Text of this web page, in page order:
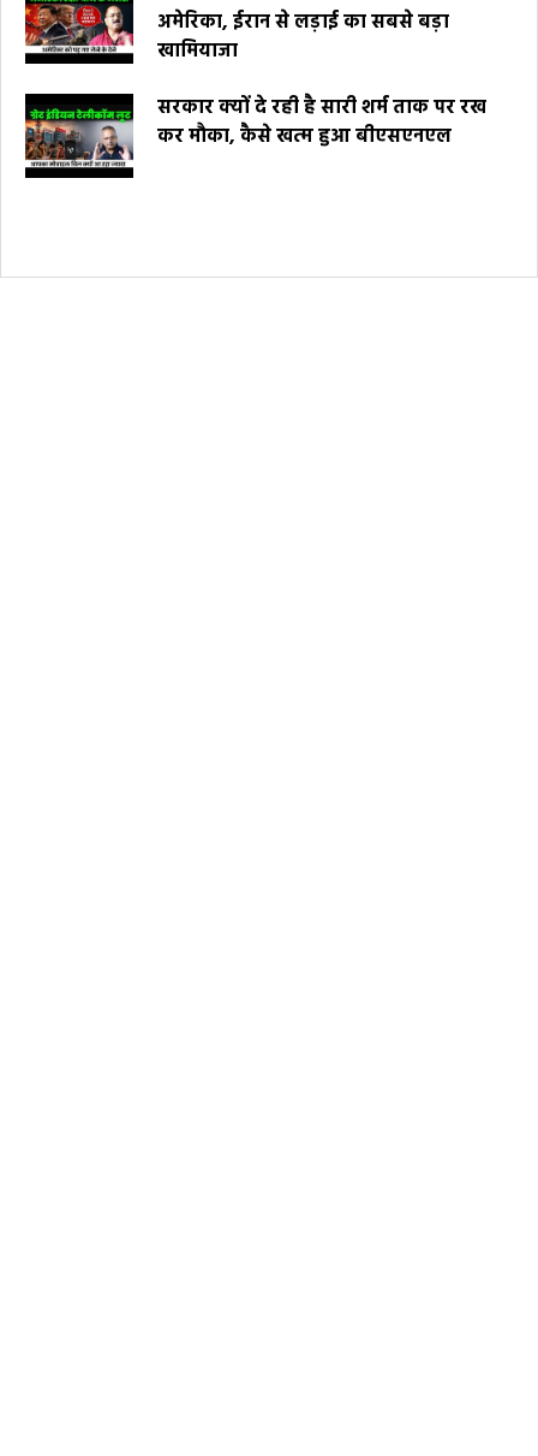
अमेरिका, ईरान से लड़ाई का सबसे बड़ा
खामियाजा
सरकार क्यों दे रही है सारी शर्म ताक पर रख
कर मौका, कैसे खत्म हुआ बीएसएनएल